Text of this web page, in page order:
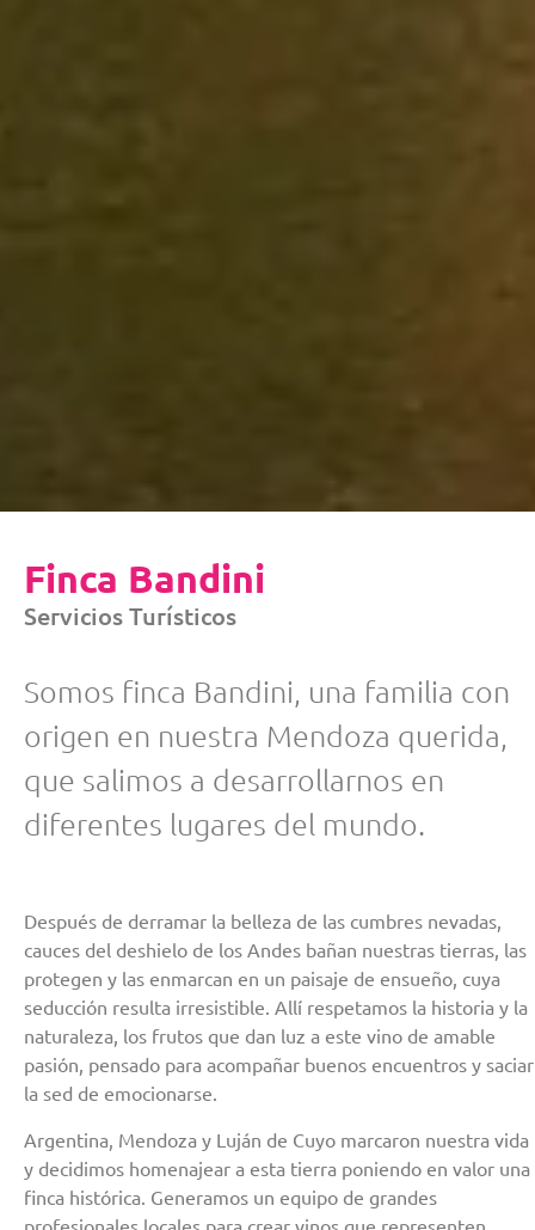
Finca Bandini
Servicios Turísticos
Somos finca Bandini, una familia con
origen en nuestra Mendoza querida,
que salimos a desarrollarnos en
diferentes lugares del mundo.
Después de derramar la belleza de las cumbres nevadas,
cauces del deshielo de los Andes bañan nuestras tierras, las
protegen y las enmarcan en un paisaje de ensueño, cuya
seducción resulta irresistible. Allí respetamos la historia y la
naturaleza, los frutos que dan luz a este vino de amable
pasión, pensado para acompañar buenos encuentros y saciar
la sed de emocionarse.
Argentina, Mendoza y Luján de Cuyo marcaron nuestra vida
y decidimos homenajear a esta tierra poniendo en valor una
finca histórica. Generamos un equipo de grandes
profesionales locales para crear vinos que representen